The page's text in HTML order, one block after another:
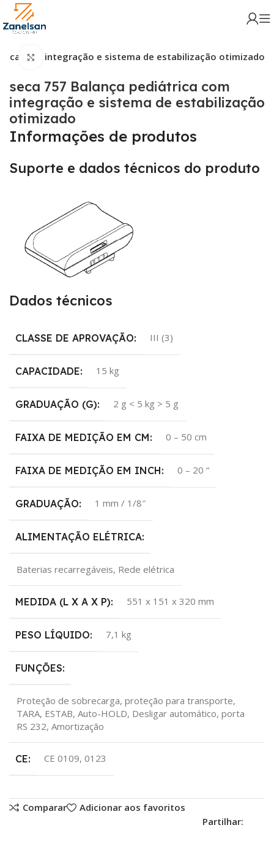
com integração e sistema de estabilização otimizado
Click para aumentar
seca 757 Balança pediátrica com
integração e sistema de estabilização
otimizado
Informações de produtos
Suporte e dados técnicos do produto
Dados técnicos
CLASSE DE APROVAÇÃO: III (3)
CAPACIDADE: 15 kg
GRADUAÇÃO (G): 2 g < 5 kg > 5 g
FAIXA DE MEDIÇÃO EM CM: 0 – 50 cm
FAIXA DE MEDIÇÃO EM INCH: 0 – 20 “
GRADUAÇÃO: 1 mm / 1/8″
ALIMENTAÇÃO ELÉTRICA:
Baterias recarregáveis, Rede elétrica
MEDIDA (L X A X P): 551 x 151 x 320 mm
PESO LÍQUIDO: 7,1 kg
FUNÇÕES:
Proteção de sobrecarga, proteção para transporte,
TARA, ESTAB, Auto-HOLD, Desligar automático, porta
RS 232, Amortização
CE: CE 0109, 0123
Comparar
Adicionar aos favoritos
Partilhar: